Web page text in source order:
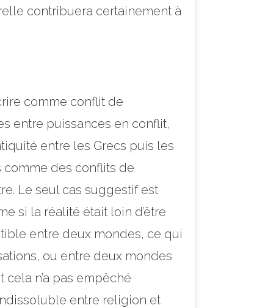
contribuera certainement à
comme conflit de
entre puissances en conflit,
entre les Grecs puis les
comme des conflits de
Le seul cas suggestif est
si la réalité était loin d’être
entre deux mondes, ce qui
ou entre deux mondes
n’a pas empêché
entre religion et